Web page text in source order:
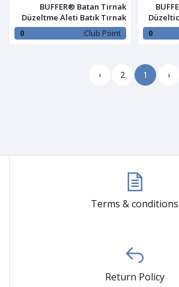
0
BUFFER® Batan Tırnak
Düzeltme Aleti Batık Tırnak
Çıkarıcı Aparat
Club Point:
0
‹
1
2
›
Terms & conditions
Return Policy